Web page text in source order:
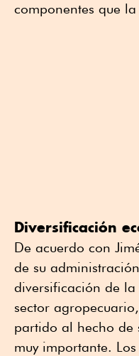
componentes que
Diversificación
De acuerdo con
de su
diversificación de
sector
partido al hecho de
muy importante.